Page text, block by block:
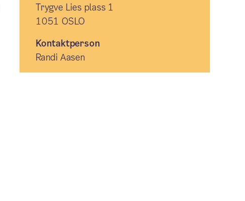
Trygve Lies plass 1
1051 OSLO
Kontaktperson
Randi Aasen